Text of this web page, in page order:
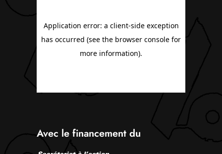
Avec le financement du